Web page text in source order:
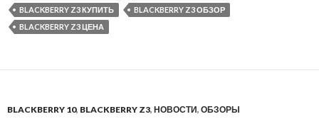
BLACKBERRY Z3 КУПИТЬ
BLACKBERRY Z3 ОБЗОР
BLACKBERRY Z3 ЦЕНА
BLACKBERRY 10, BLACKBERRY Z3, НОВОСТИ, ОБЗОРЫ